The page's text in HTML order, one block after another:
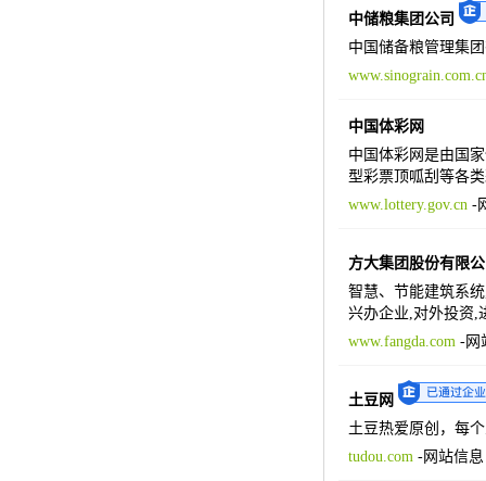
中储粮集团公司
中国储备粮管理集
中国体彩网
中国体彩网是由国
型彩票顶呱刮等各
www.lottery.gov.cn-
方大集团股份有限
智慧、节能建筑系
兴办企业,对外投资,
www.fangda.com-网
土豆网
土豆热爱原创，每
tudou.com-网站信息